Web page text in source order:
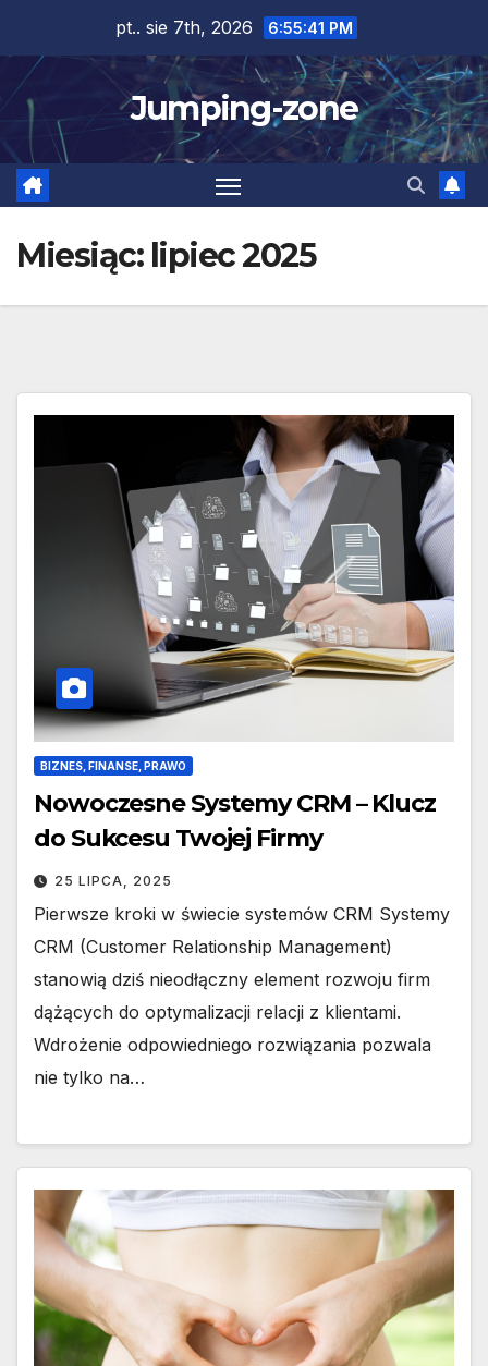
content
pt.. sie 7th, 2026 6:55:42 PM
Jumping-zone
Miesiąc: lipiec 2025
BIZNES, FINANSE, PRAWO
Nowoczesne Systemy CRM – Klucz
do Sukcesu Twojej Firmy
25 LIPCA, 2025
Pierwsze kroki w świecie systemów CRM Systemy
CRM (Customer Relationship Management)
stanowią dziś nieodłączny element rozwoju firm
dążących do optymalizacji relacji z klientami.
Wdrożenie odpowiedniego rozwiązania pozwala
nie tylko na…